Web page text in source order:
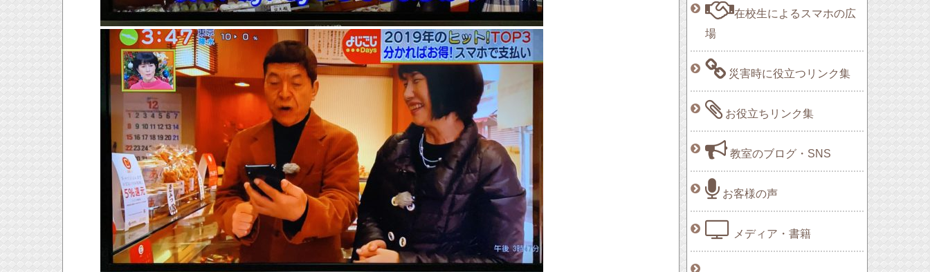
在校生によるスマホの広
場
災害時に役立つリンク集
お役立ちリンク集
教室のブログ・SNS
お客様の声
メディア・書籍